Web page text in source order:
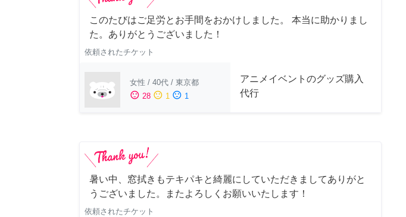
このたびはご足労とお手間をおかけしました。 本当に助かりまし
た。ありがとうございました！
依頼されたチケット
女性 / 40代 / 東京都
sentiment_satisfied 28 sentiment_neutral 1 sentiment_dissatisfied 1
アニメイベントのグッズ購入
代行
暑い中、窓拭きもテキパキと綺麗にしていただきましてありがと
うございました。またよろしくお願いいたします！
依頼されたチケット